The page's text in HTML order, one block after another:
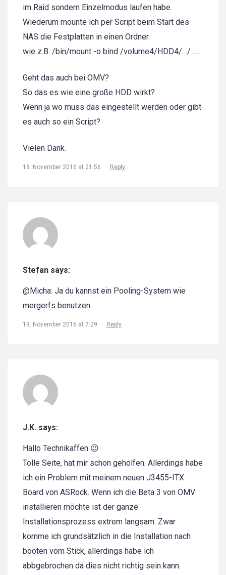
im Raid sondern Einzelmodus laufen habe.
Wiederum mounte ich per Script beim Start des
NAS die Festplatten in einen Ordner.
wie z.B. /bin/mount -o bind /volume4/HDD4/…/ ….
Geht das auch bei OMV?
So das es wie eine große HDD wirkt?
Wenn ja wo muss das eingestellt werden oder gibt
es auch so ein Script?
Vielen Dank.
18. November 2016 at 21:56 Reply
Stefan says:
@Micha: Ja du kannst ein Pooling-System wie
mergerfs benutzen.
19. November 2016 at 7:29 Reply
J.K. says:
Hallo Technikaffen 😉
Tolle Seite, hat mir schon geholfen. Allerdings habe
ich ein Problem mit meinem neuen J3455-ITX
Board von ASRock. Wenn ich die Beta 3 von OMV
installieren möchte ist der ganze
Installationsprozess extrem langsam. Zwar
komme ich grundsätzlich in die Installation nach
booten vom Stick, allerdings habe ich
abbgebrochen da dies nicht richtig sein kann.